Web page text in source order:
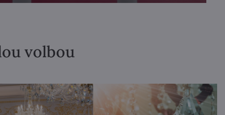
volbou